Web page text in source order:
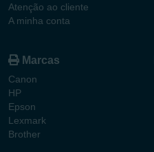
Atenção ao cliente
A minha conta
Marcas
Canon
HP
Epson
Lexmark
Brother